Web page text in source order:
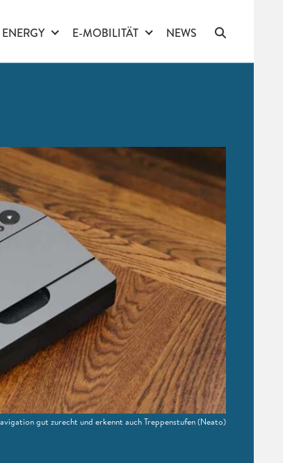
E-MOBILITÄT NEWS
gut zurecht und erkennt auch Treppenstufen(Neato)